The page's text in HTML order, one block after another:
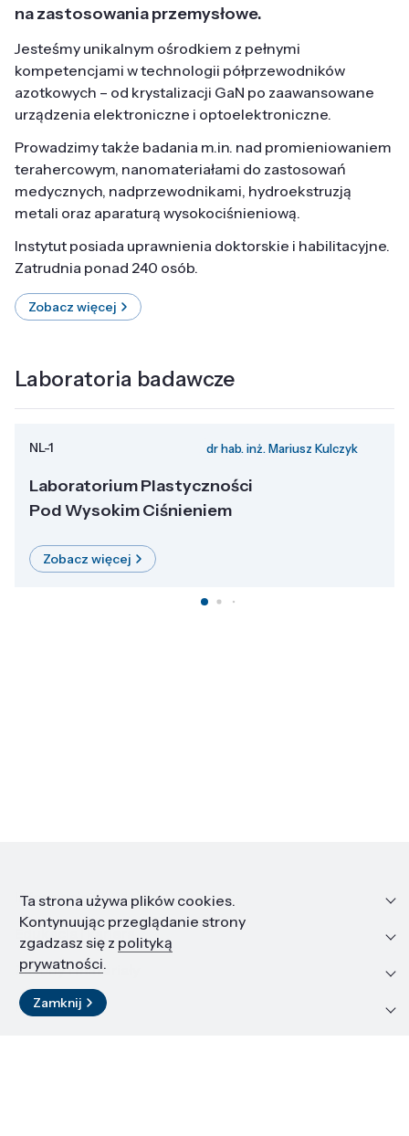
na zastosowania przemysłowe.
Jesteśmy unikalnym ośrodkiem z pełnymi
kompetencjami w technologii półprzewodników
azotkowych – od krystalizacji GaN po zaawansowane
urządzenia elektroniczne i optoelektroniczne.
Prowadzimy także badania m.in. nad promieniowaniem
terahercowym, nanomateriałami do zastosowań
medycznych, nadprzewodnikami, hydroekstruzją
metali oraz aparaturą wysokociśnieniową.
Instytut posiada uprawnienia doktorskie i habilitacyjne.
Zatrudnia ponad 240 osób.
Zobacz więcej
Laboratoria badawcze
NL-1 dr hab. inż. Mariusz Kulczyk
Laboratorium Plastyczności
Pod Wysokim Ciśnieniem
Zobacz więcej
Informacje
Edukacja i kariera
Zasoby i materiały
Kontakt
Ta strona używa plików cookies.
Kontynuując przeglądanie strony
zgadzasz się z polityką
prywatności.
Zamknij